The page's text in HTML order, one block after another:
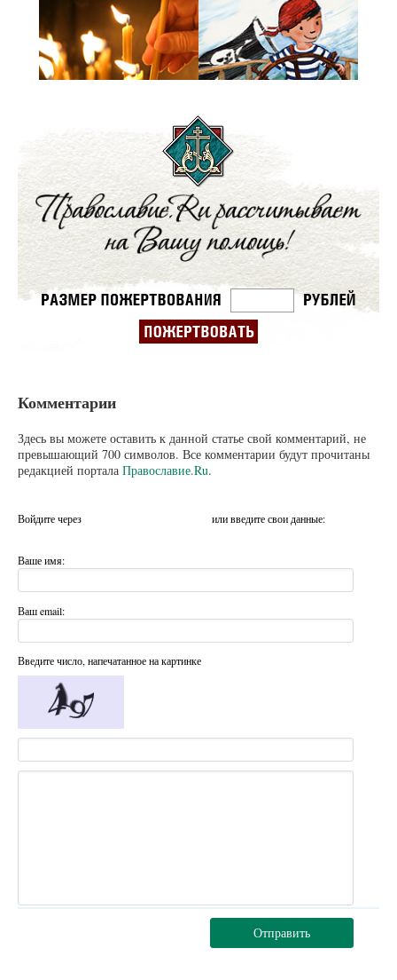
Комментарии
Здесь вы можете оставить к данной статье свой комментарий, не
превышающий 700 символов. Все комментарии будут прочитаны
редакцией портала Православие.Ru.
Войдите через или введите свои данные:
Ваше имя:
Ваш email:
Введите число, напечатанное на картинке
Отправить